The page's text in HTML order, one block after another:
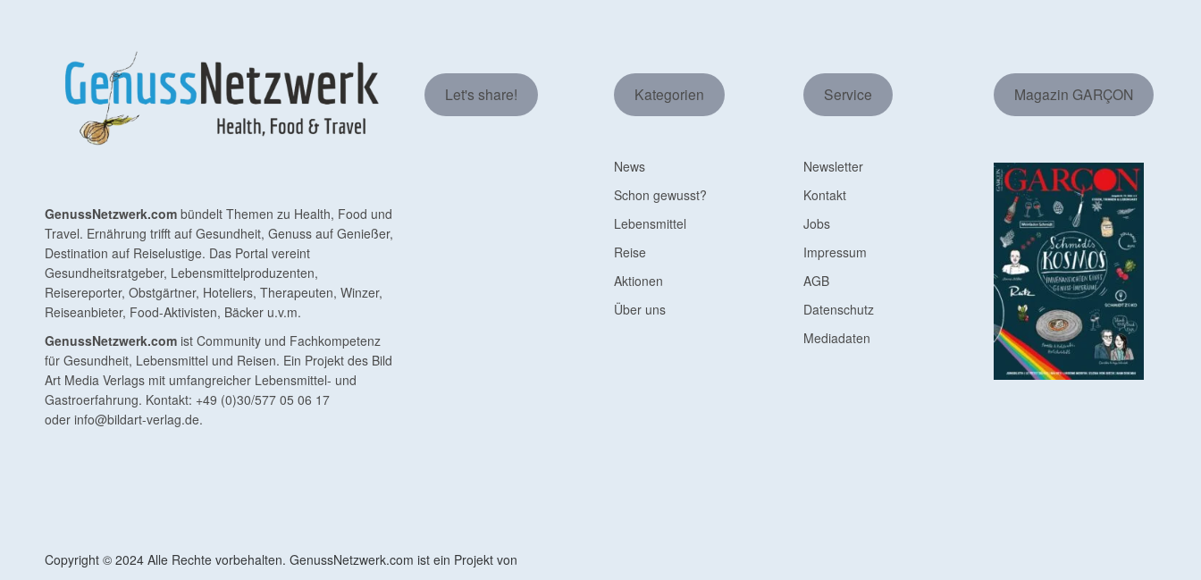
GenussNetzwerk.com bündelt Themen zu Health, Food und
Travel. Ernährung trifft auf Gesundheit, Genuss auf Genießer,
Destination auf Reiselustige. Das Portal vereint
Gesundheitsratgeber, Lebensmittelproduzenten,
Reisereporter, Obstgärtner, Hoteliers, Therapeuten, Winzer,
Reiseanbieter, Food-Aktivisten, Bäcker u.v.m.
GenussNetzwerk.com ist Community und Fachkompetenz
für Gesundheit, Lebensmittel und Reisen. Ein Projekt des Bild
Art Media Verlags mit umfangreicher Lebensmittel- und
Gastroerfahrung. Kontakt: +49 (0)30/577 05 06 17
oder info@bildart-verlag.de.
Let's share! Kategorien
News
Schon gewusst?
Lebensmittel
Reise
Aktionen
Über uns
Service
Newsletter
Kontakt
Jobs
Impressum
AGB
Datenschutz
Mediadaten
Magazin GARÇON
Copyright © 2024 Alle Rechte vorbehalten. GenussNetzwerk.com ist ein Projekt von